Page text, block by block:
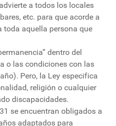
a todos los locales
etc. para que acorde a
toda aquella persona que
dentro del
o las condiciones con las
Pero, la Ley especifica
religión o cualquier
discapacidades.
se encuentran obligados a
adaptados para